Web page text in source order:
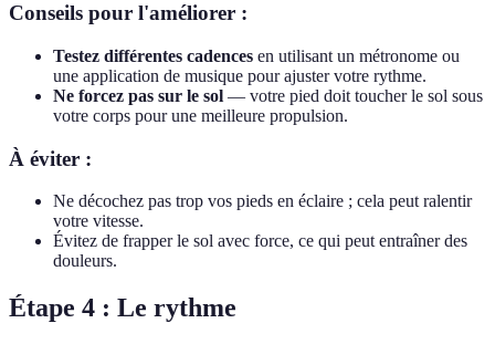
Conseils pour l'améliorer :
Testez différentes cadences en utilisant un métronome ou
une application de musique pour ajuster votre rythme.
Ne forcez pas sur le sol — votre pied doit toucher le sol sous
votre corps pour une meilleure propulsion.
À éviter :
Ne décochez pas trop vos pieds en éclaire ; cela peut ralentir
votre vitesse.
Évitez de frapper le sol avec force, ce qui peut entraîner des
douleurs.
Étape 4 : Le rythme